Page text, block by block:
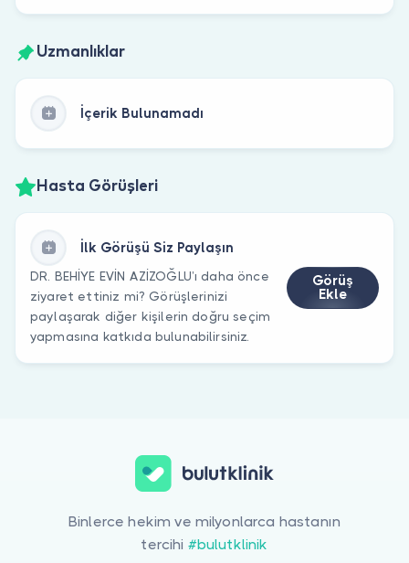
Uzmanlıklar
İçerik Bulunamadı
Hasta Görüşleri
İlk Görüşü Siz Paylaşın
DR. BEHİYE EVİN AZİZOĞLU’ı daha önce
ziyaret ettiniz mi? Görüşlerinizi
paylaşarak diğer kişilerin doğru seçim
yapmasına katkıda bulunabilirsiniz.
Görüş
Ekle
Binlerce hekim ve milyonlarca hastanın
tercihi #bulutklinik